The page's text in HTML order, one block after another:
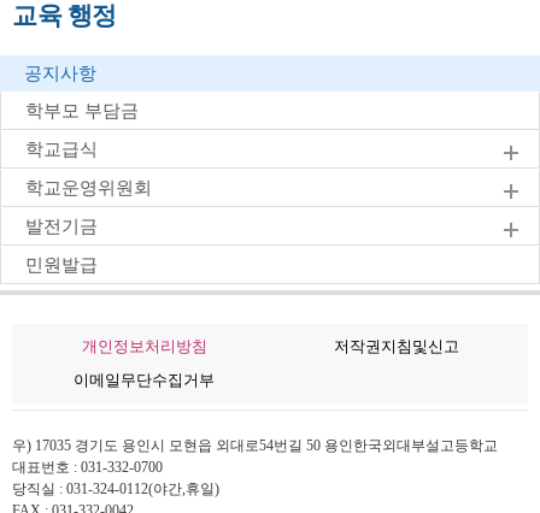
교육 행정
공지사항
학부모 부담금
학교급식
학교운영위원회
발전기금
민원발급
개인정보처리방침
저작권지침및신고
이메일무단수집거부
우) 17035 경기도 용인시 모현읍 외대로54번길 50 용인한국외대부설고등학교
대표번호 : 031-332-0700
당직실 : 031-324-0112(야간,휴일)